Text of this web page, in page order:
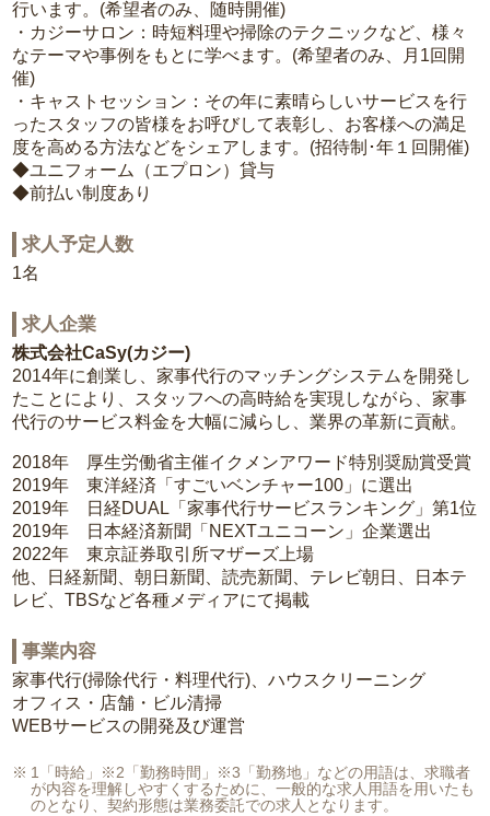
行います。(希望者のみ、随時開催)
・カジーサロン：時短料理や掃除のテクニックなど、様々
なテーマや事例をもとに学べます。(希望者のみ、月1回開
催)
・キャストセッション：その年に素晴らしいサービスを行
ったスタッフの皆様をお呼びして表彰し、お客様への満足
度を高める方法などをシェアします。(招待制･年１回開催)
◆ユニフォーム（エプロン）貸与
◆前払い制度あり
求人予定人数
1名
求人企業
株式会社CaSy(カジー)
2014年に創業し、家事代行のマッチングシステムを開発し
たことにより、スタッフへの高時給を実現しながら、家事
代行のサービス料金を大幅に減らし、業界の革新に貢献。
2018年 厚生労働省主催イクメンアワード特別奨励賞受賞
2019年 東洋経済「すごいベンチャー100」に選出
2019年 日経DUAL「家事代行サービスランキング」第1位
2019年 日本経済新聞「NEXTユニコーン」企業選出
2022年 東京証券取引所マザーズ上場
他、日経新聞、朝日新聞、読売新聞、テレビ朝日、日本テ
レビ、TBSなど各種メディアにて掲載
事業内容
家事代行(掃除代行・料理代行)、ハウスクリーニング
オフィス・店舗・ビル清掃
WEBサービスの開発及び運営
1「時給」※2「勤務時間」※3「勤務地」などの用語は、求職者
が内容を理解しやすくするために、一般的な求人用語を用いたも
のとなり、契約形態は業務委託での求人となります。